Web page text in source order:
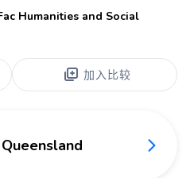
Humanities and Social
加入比较